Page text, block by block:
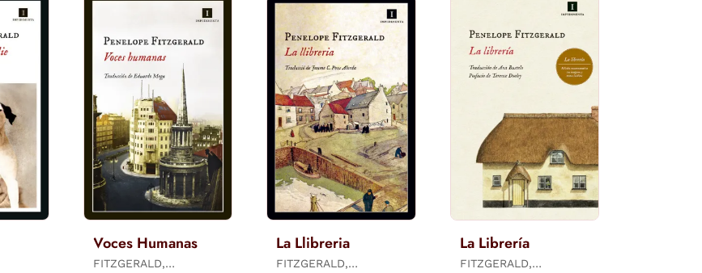
Voces Humanas
FITZGERALD,
La Llibreria
FITZGERALD,
La Librería
FITZGERALD,